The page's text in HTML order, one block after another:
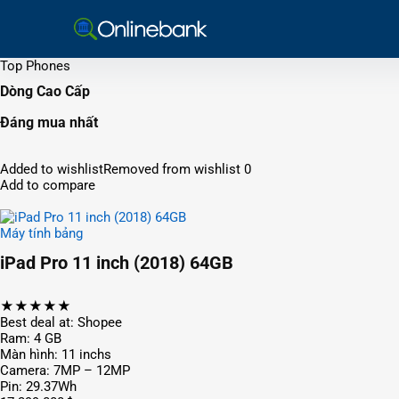
Top Phones
Dòng Cao Cấp
Đáng mua nhất
Added to wishlistRemoved from wishlist 0
Add to compare
Máy tính bảng
iPad Pro 11 inch (2018) 64GB
★★★★★
Best deal at: Shopee
Ram: 4 GB
Màn hình: 11 inchs
Camera: 7MP – 12MP
Pin: 29.37Wh